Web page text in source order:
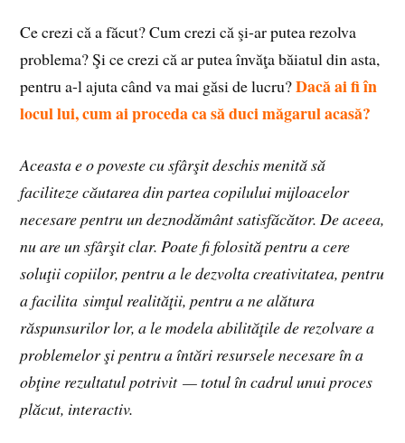
Ce crezi că a făcut? Cum crezi că şi-ar putea rezolva
problema? Şi ce crezi că ar putea învăţa băiatul din asta,
pentru a-l ajuta când va mai găsi de lucru?Dacă ai fi în
locul lui, cum ai proceda ca să duci măgarul acasă?
Aceasta e o poveste cu sfârşit deschis menită să
faciliteze căutarea din partea copilului mijloacelor
necesare pentru un deznodământ satisfăcător. De aceea,
nu are un sfârşit clar. Poate fi folosită pentru a cere
soluţii copiilor, pentru a le dezvolta creativitatea, pentru
a facilita simţul realităţii, pentru a ne alătura
răspunsurilor lor, a le modela abilităţile de rezolvare a
problemelor şi pentru a întări resursele necesare în a
obţine rezultatul potrivit — totul în cadrul unui proces
plăcut, interactiv.